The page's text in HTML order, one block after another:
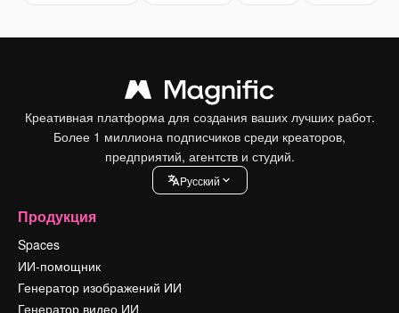
Креативная платформа для создания ваших лучших работ.
Более 1 миллиона подписчиков среди креаторов,
предприятий, агентств и студий.
Pусский
Продукция
Spaces
ИИ-помощник
Генератор изображений ИИ
Генератор видео ИИ